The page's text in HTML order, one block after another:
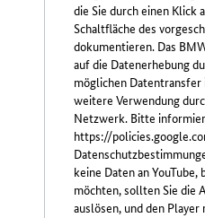
die Sie durch einen Klick
Schaltfläche des
dokumentieren. Das
auf die Datenerhebung
möglichen
weitere Verwendung
Netzwerk. Bitte
https://
keine Daten an
möchten, sollten Sie die
auslösen, und den